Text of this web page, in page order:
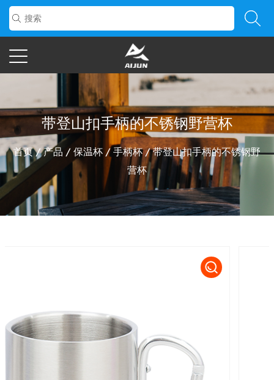
带登山扣手柄的不锈钢野营杯
首页/产品 / 保温杯 /手柄杯/带登山扣手柄的不锈钢野
营杯